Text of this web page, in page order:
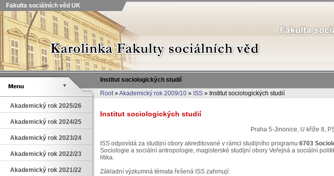
Fakulta sociálních věd UK
Institut sociologických studií
Root»Akademický rok 2009/10 » ISS » Institut sociologických studií
Akademický rok 2025/26
Akademický rok 2024/25
Akademický rok 2023/24
Akademický rok 2022/23
Akademický rok 2021/22
Institut sociologických studií
Praha 5-Jinonice, U kříže 8,
ISS odpovídá za studijní obory akreditované v rámci studijního programu 6703
Sociologie a sociální antropologie, magis­ter­ské studijní obory Veřejná a sociální
litika.
Základní výzkumná témata řešená ISS zahrnují: